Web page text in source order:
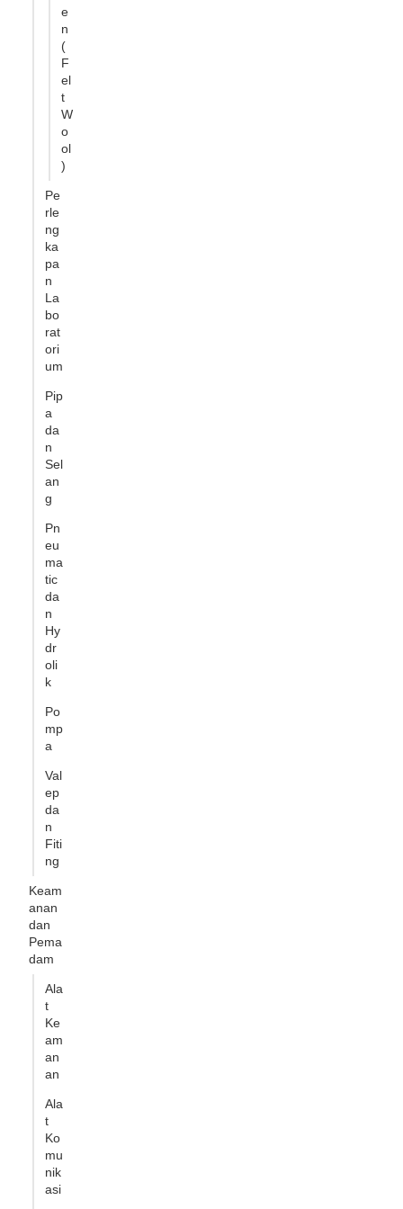
e
n
(
F
el
t
W
o
ol
)
Pe
rle
ng
ka
pa
n
La
bo
rat
ori
um
Pip
a
da
n
Sel
an
g
Pn
eu
ma
tic
da
n
Hy
dr
oli
k
Po
mp
a
Val
ep
da
n
Fiti
ng
Keam
anan
dan
Pema
dam
Ala
t
Ke
am
an
an
Ala
t
Ko
mu
nik
asi